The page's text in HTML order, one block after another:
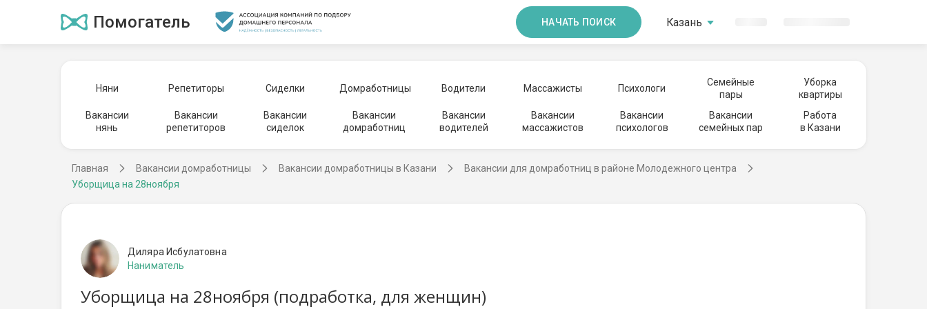
Помогатель НАЧАТЬ ПОИСК Казань
Няни Репетиторы Сиделки Домработницы Водители Массажисты Психологи
Семейные
пары
Уборка
квартиры
Вакансии
нянь
Вакансии
репетиторов
Вакансии
сиделок
Вакансии
домработниц
Вакансии
водителей
Вакансии
массажистов
Вакансии
психологов
Вакансии
семейных пар
Работа
в Казани
Главная Вакансии домработницы Вакансии домработницы в Казани
Вакансии для домработниц в районе Молодежного центра
Уборщица на 28ноября
Диляра Исбулатовна
Наниматель
Уборщица на 28ноября (подработка, для женщин)